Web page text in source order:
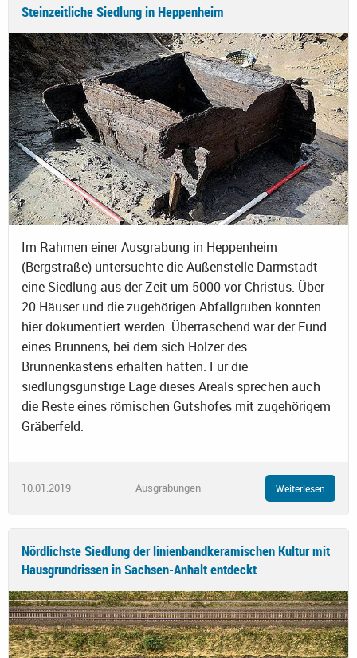
Steinzeitliche Siedlung in Heppenheim
Im Rahmen einer Ausgrabung in Heppenheim
(Bergstraße) untersuchte die Außenstelle Darmstadt
eine Siedlung aus der Zeit um 5000 vor Christus. Über
20 Häuser und die zugehörigen Abfallgruben konnten
hier dokumentiert werden. Überraschend war der Fund
eines Brunnens, bei dem sich Hölzer des
Brunnenkastens erhalten hatten. Für die
siedlungsgünstige Lage dieses Areals sprechen auch
die Reste eines römischen Gutshofes mit zugehörigem
Gräberfeld.
10.01.2019 Ausgrabungen Weiterlesen
Nördlichste Siedlung der linienbandkeramischen Kultur mit
Hausgrundrissen in Sachsen-Anhalt entdeckt